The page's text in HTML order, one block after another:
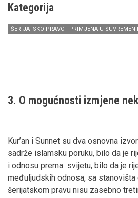
Kategorija
ŠERIJATSKO PRAVO I PRIMJENA U
3. O mogućnosti izmjene
Kur’an i Sunnet su dva osnovna
sadrže islamsku poruku, bilo da je
i odnosu prema svijetu, bilo da je
međuljudskih odnosa, sa
šerijatskom pravu nisu zasebno